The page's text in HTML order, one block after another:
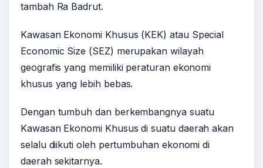
tambah Ra Badrut.
Kawasan Ekonomi Khusus (KEK) atau Special
Economic Size (SEZ) merupakan wilayah
geografis yang memiliki peraturan ekonomi
khusus yang lebih bebas.
Dengan tumbuh dan berkembangnya suatu
Kawasan Ekonomi Khusus di suatu daerah akan
selalu diikuti oleh pertumbuhan ekonomi di
daerah sekitarnya.